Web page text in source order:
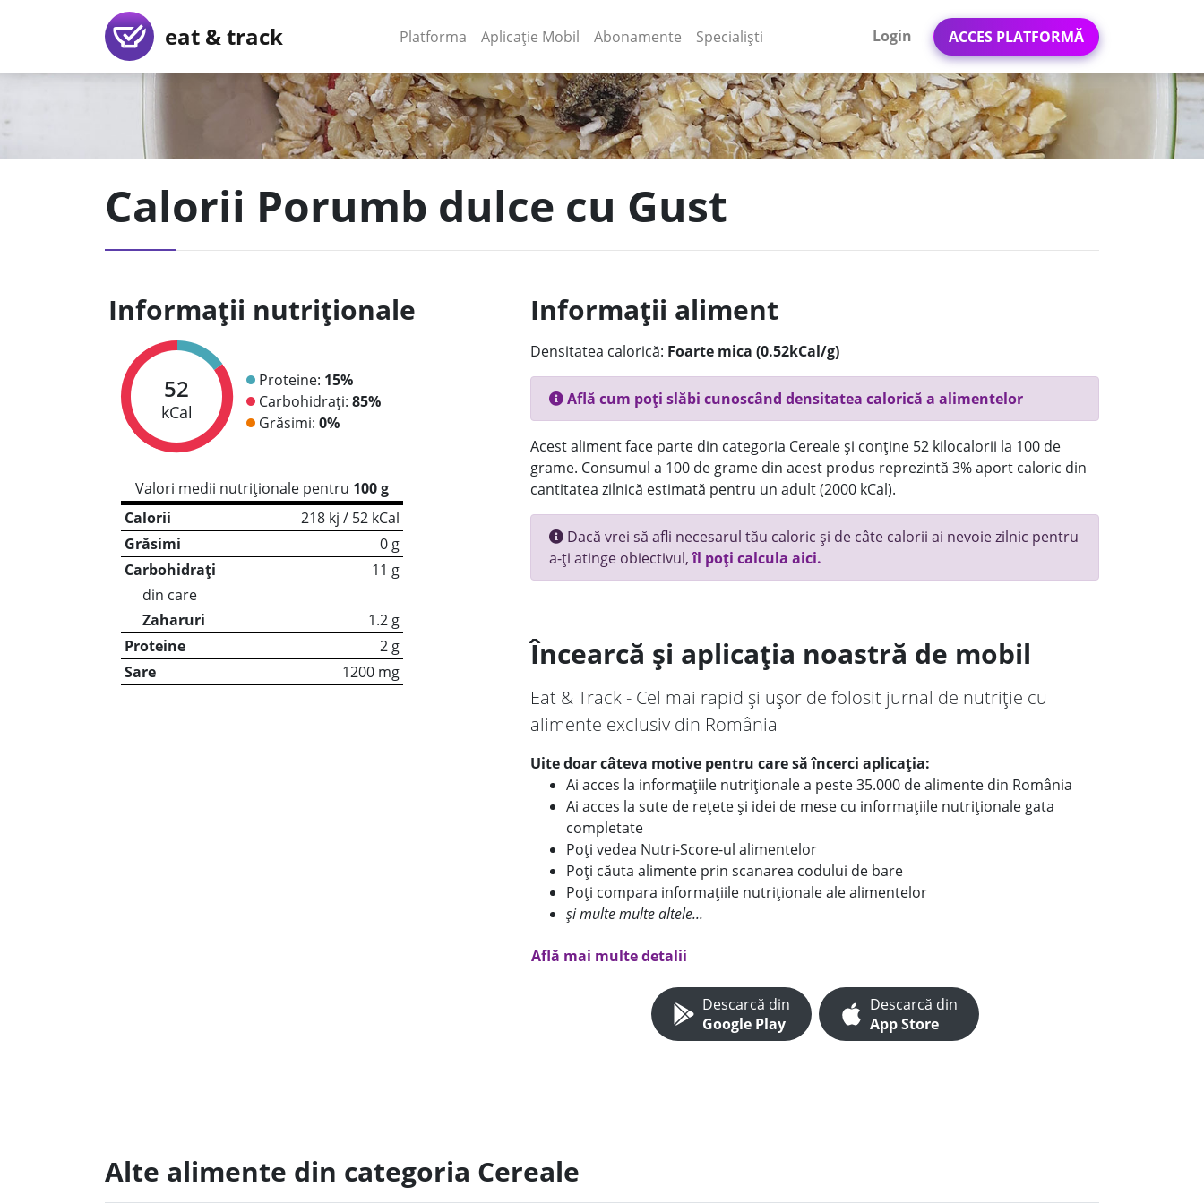
eat & track Platforma (current)
Aplicație Mobil (current)
Abonamente Specialiști Login ACCES PLATFORMĂ
Calorii Porumb dulce cu Gust
Informații nutriționale
52
kCal
Proteine: 15%
Carbohidrați: 85%
Grăsimi: 0%
Valori medii nutriționale pentru 100 g
Calorii
218 kj / 52 kCal
Grăsimi
0 g
Carbohidrați
11 g
din care
Zaharuri
1.2 g
Proteine
2 g
Sare
1200 mg
Informații aliment
Densitatea calorică: Foarte mica (0.52kCal/g)
Află cum poți slăbi cunoscând densitatea calorică a alimentelor
Acest aliment face parte din categoria Cereale și conține 52 kilocalorii la 100 de
grame. Consumul a 100 de grame din acest produs reprezintă 3% aport caloric din
cantitatea zilnică estimată pentru un adult (2000 kCal).
Dacă vrei să afli necesarul tău caloric și de câte calorii ai nevoie zilnic pentru
a-ți atinge obiectivul,îl poți calcula aici.
Încearcă și aplicația noastră de mobil
Eat & Track - Cel mai rapid și ușor de folosit jurnal de nutriție cu
alimente exclusiv din România
Uite doar câteva motive pentru care să încerci aplicația:
Ai acces la informațiile nutriționale a peste 35.000 de alimente din România
Ai acces la sute de rețete și idei de mese cu informațiile nutriționale gata
completate
Poți vedea Nutri-Score-ul alimentelor
Poți căuta alimente prin scanarea codului de bare
Poți compara informațiile nutriționale ale alimentelor
și multe multe altele...
Află mai multe detalii
Descarcă din
Google Play
Descarcă din
App Store
Alte alimente din categoria Cereale